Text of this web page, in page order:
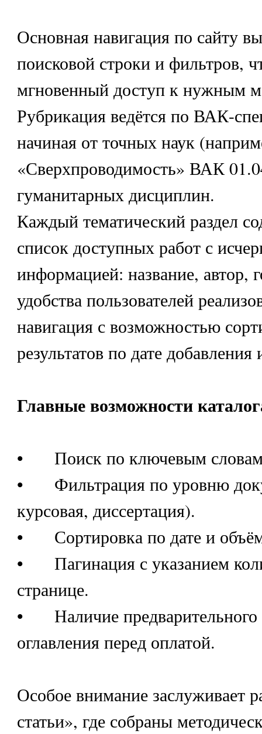
Основная навигация по сайту
поисковой строки и фильтров,
мгновенный доступ к нужным
Рубрикация ведётся по ВАК-
начиная от точных наук
«Сверхпроводимость» ВАК
гуманитарных дисциплин.
Каждый тематический раздел
список доступных работ с
информацией: название, автор,
удобства пользователей
навигация с возможностью
результатов по дате добавления
Главные возможности
•
Поиск по ключевым
•
Фильтрация по уровню
курсовая, диссертация).
•
Сортировка по дате и
•
Пагинация с указанием
странице.
•
Наличие
оглавления перед оплатой.
Особое внимание заслуживает
статьи», где собраны